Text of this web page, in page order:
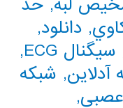
, دانلود,
سیگنال ECG
,
آدلاین, شبکه
,